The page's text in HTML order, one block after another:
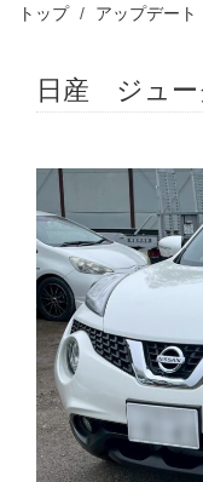
トップ アップデート
日産 ジュ